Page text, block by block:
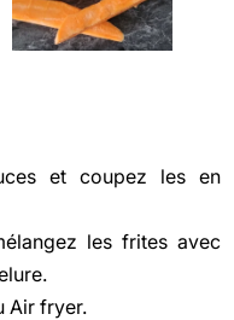
et coupez les en
les frites avec
Air fryer.